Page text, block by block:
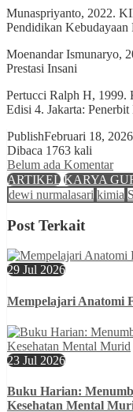
Munaspriyanto, 2022.
Pendidikan Kebudayaan
Moenandar Ismunaryo,
Prestasi Insani
Pertucci Ralph H, 1999.
Edisi 4. Jakarta: Penerbit
PublishFebruari 18, 2026
Dibaca 1763 kali
Belum ada Komentar
ARTIKEL KARYA
dewi nurmalasari kimia
Post Terkait
29 Jul 2026
Mempelajari Anatomi
23 Jul 2026
Buku Harian:
Kesehatan Mental